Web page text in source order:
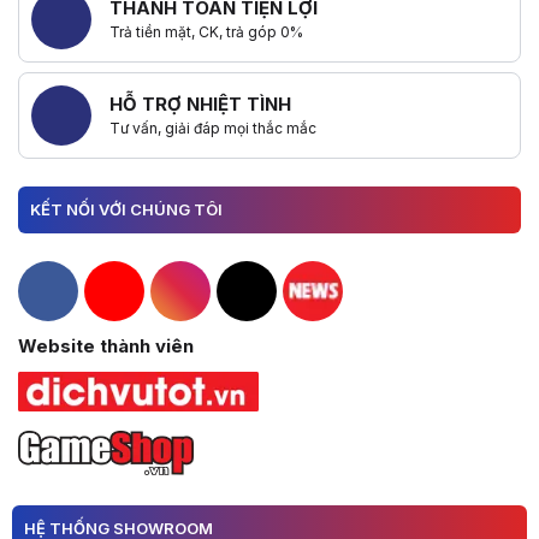
THANH TOÁN TIỆN LỢI
Trả tiền mặt, CK, trả góp 0%
HỖ TRỢ NHIỆT TÌNH
Tư vấn, giải đáp mọi thắc mắc
KẾT NỐI VỚI CHÚNG TÔI
Hacom Facebook
Hacom YouTube
Hacom Instagram
Hacom TikTok
Website thành viên
HỆ THỐNG SHOWROOM